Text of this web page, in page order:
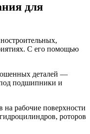
для
С его помощью
деталей —
подшипники и
на рабочие поверхности
роторов